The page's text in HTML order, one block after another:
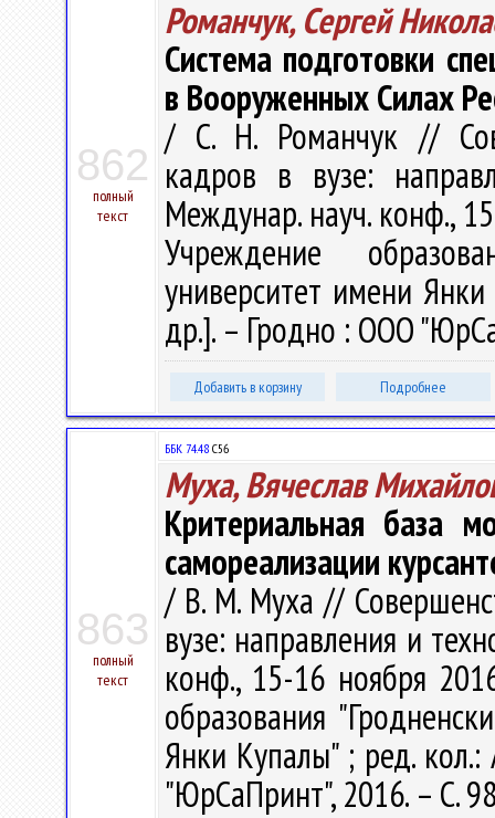
862
полный
текст
Романчук, Сергей
Система подготовки
в Вооруженных Силах
/ С. Н. Романчук //
кадров в вузе:
Междунар. науч. конф.,
Учреждение
университет имени
др.]. – Гродно : ООО
Добавить в корзину Подробнее
863
полный
текст
ББК 74.48 С56
Муха, Вячеслав
Критериальная база
самореализации
/ В. М. Муха //
вузе: направления и
конф., 15-16 ноября
образования
Янки Купалы" ; ред.
"ЮрСаПринт", 2016. – С.